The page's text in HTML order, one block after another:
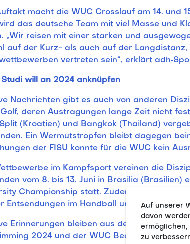
macht die WUC Crosslauf am 14. und
das deutsche Team mit viel Masse und
„Wir reisen mit einer starken und
auf der Kurz- als auch auf der Langdistanz,
vertreten sein“, erklärt
Studi will an 2024 anknüpfen
Nachrichten gibt es auch von anderen
deren Austragungen lange Zeit nicht
(Kroatien) und Bangkok (Thailand)
Ein Wermutstropfen bleibt dagegen
der FISU konnte für die WUC kein
im Kampfsport vereinen die
vom 8. bis 13. Juni in Brasilia (Brasilien)
Championship statt. Zudem plant der
Entsendungen im Handball und im Rugby.
Erinnerungen bleiben aus deutscher Sicht
2024 und der WUC Beachvolleyball
Auf unserer
davon
zu